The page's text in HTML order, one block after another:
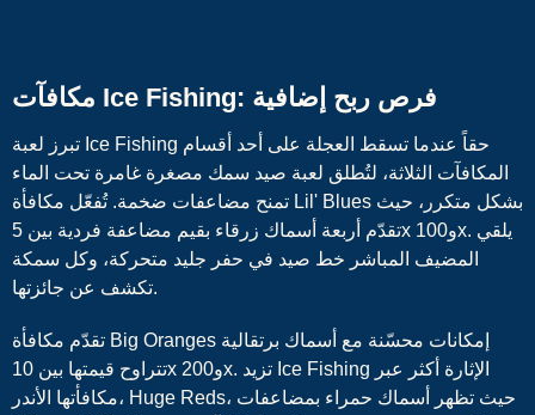
مكافآت Ice Fishing: فرص ربح إضافية
تبرز لعبة Ice Fishing حقاً عندما تسقط العجلة على أحد أقسام
المكافآت الثلاثة، لتُطلق لعبة صيد سمك مصغرة غامرة تحت الماء
تمنح مضاعفات ضخمة. تُفعّل مكافأة Lil' Blues بشكل متكرر، حيث
تقدّم أربعة أسماك زرقاء بقيم مضاعفة فردية بين 5x و100x. يلقي
المضيف المباشر خط صيد في حفر جليد متحركة، وكل سمكة
تكشف عن جائزتها.
تقدّم مكافأة Big Oranges إمكانات محسّنة مع أسماك برتقالية
تتراوح قيمتها بين 10x و200x. تزيد Ice Fishing الإثارة أكثر عبر
مكافأتها الأندر، Huge Reds، حيث تظهر أسماك حمراء بمضاعفات